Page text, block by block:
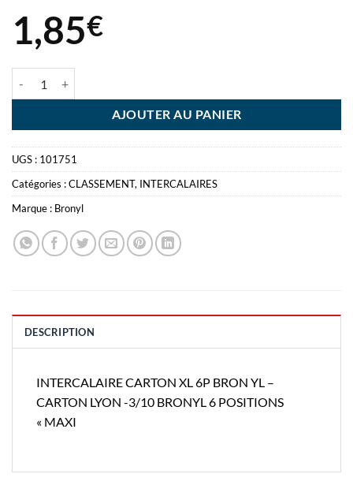
1,85€
AJOUTER AU PANIER
UGS : 101751
Catégories :CLASSEMENT, INTERCALAIRES
Marque : Bronyl
DESCRIPTION
INTERCALAIRE CARTON XL 6P BRON YL –
CARTON LYON -3/10 BRONYL 6 POSITIONS
« MAXI